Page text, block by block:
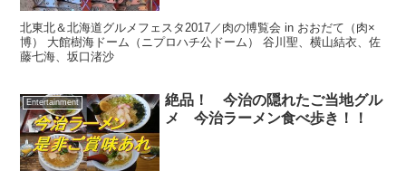
北東北＆北海道グルメフェスタ2017／肉の博覧会 in おおだて（肉×
博） 大館樹海ドーム（ニプロハチ公ドーム） 谷川聖、横山結衣、佐
藤七海、坂口渚沙
Entertainment
絶品！ 今治の隠れたご当地グル
メ 今治ラーメン食べ歩き！！